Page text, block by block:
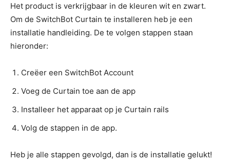
Het product is verkrijgbaar in de kleuren wit en zwart.
Om de SwitchBot Curtain te installeren heb je een
installatie handleiding. De te volgen stappen staan
hieronder:
Creëer een SwitchBot Account
Voeg de Curtain toe aan de app
Installeer het apparaat op je Curtain rails
Volg de stappen in de app.
Heb je alle stappen gevolgd, dan is de installatie gelukt!